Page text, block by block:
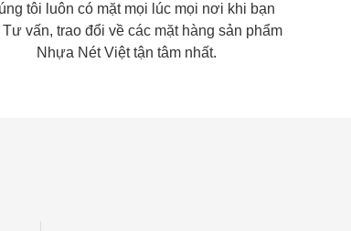
tôi luôn có mặt mọi lúc mọi nơi khi bạn
Tư vấn, trao đổi về các mặt hàng sản phẩm
Nhựa Nét Việt tận tâm nhất.